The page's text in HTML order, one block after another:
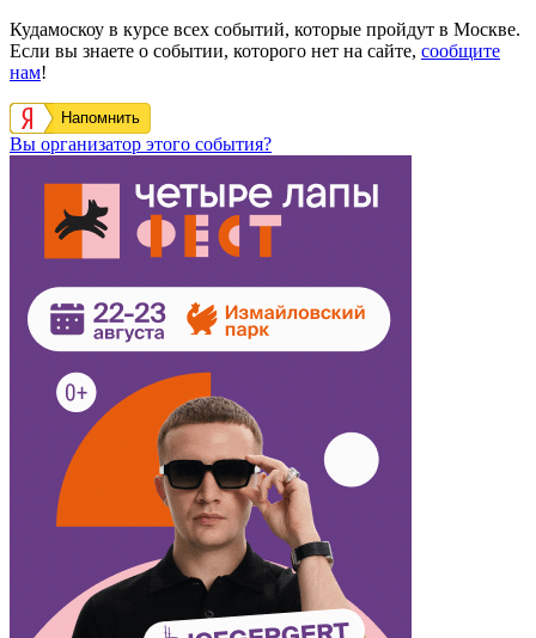
Кудамоскоу в курсе всех событий, которые пройдут в Москве.
Если вы знаете о событии, которого нет на сайте, сообщите
нам!
Напомнить
Вы организатор этого события?